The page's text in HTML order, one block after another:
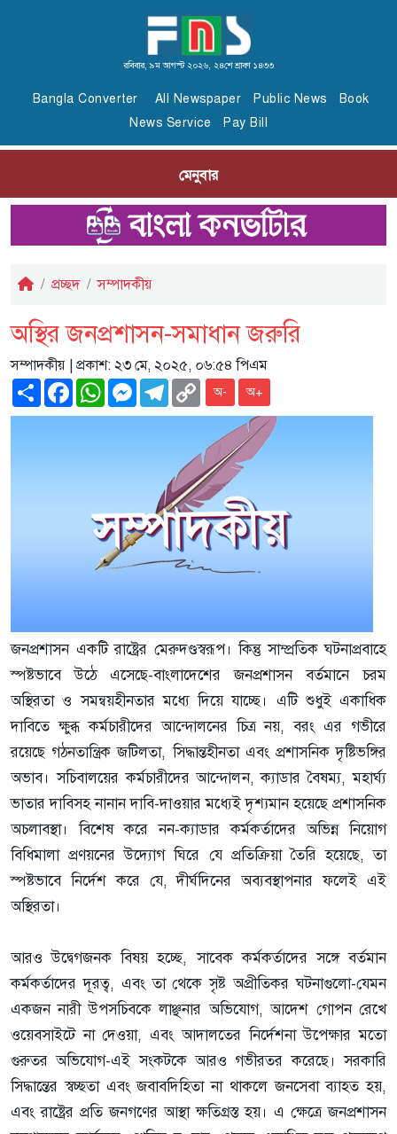
রবিবার, ৯ম আগস্ট ২০২৬, ২৪শে শ্রাবণ ১৪৩৩
Bangla Converter All Newspaper Public News
Book
News Service
Pay Bill
মেনুবার
প্রচ্ছদ সম্পাদকীয়
অস্থির জনপ্রশাসন-সমাধান জরুরি
সম্পাদকীয় | প্রকাশ: ২৩ মে, ২০২৫, ০৬:৫৪ পিএম
ShareFacebookWhatsAppMessenger
Telegram
Copy
Link
অ- অ+
জনপ্রশাসন একটি রাষ্ট্রের মেরুদণ্ডস্বরূপ। কিন্তু সাম্প্রতিক ঘটনাপ্রবাহে
স্পষ্টভাবে উঠে এসেছে-বাংলাদেশের জনপ্রশাসন বর্তমানে চরম
অস্থিরতা ও সমন্বয়হীনতার মধ্যে দিয়ে যাচ্ছে। এটি শুধুই একাধিক
দাবিতে ক্ষুব্ধ কর্মচারীদের আন্দোলনের চিত্র নয়, বরং এর গভীরে
রয়েছে গঠনতান্ত্রিক জটিলতা, সিদ্ধান্তহীনতা এবং প্রশাসনিক দৃষ্টিভঙ্গির
অভাব। সচিবালয়ের কর্মচারীদের আন্দোলন, ক্যাডার বৈষম্য, মহার্ঘ্য
ভাতার দাবিসহ নানান দাবি-দাওয়ার মধ্যেই দৃশ্যমান হয়েছে প্রশাসনিক
অচলাবস্থা। বিশেষ করে নন-ক্যাডার কর্মকর্তাদের অভিন্ন নিয়োগ
বিধিমালা প্রণয়নের উদ্যোগ ঘিরে যে প্রতিক্রিয়া তৈরি হয়েছে, তা
স্পষ্টভাবে নির্দেশ করে যে, দীর্ঘদিনের অব্যবস্থাপনার ফলেই এই
অস্থিরতা।
আরও উদ্বেগজনক বিষয় হচ্ছে, সাবেক কর্মকর্তাদের সঙ্গে বর্তমান
কর্মকর্তাদের দূরত্ব, এবং তা থেকে সৃষ্ট অপ্রীতিকর ঘটনাগুলো-যেমন
একজন নারী উপসচিবকে লাঞ্ছনার অভিযোগ, আদেশ গোপন রেখে
ওয়েবসাইটে না দেওয়া, এবং আদালতের নির্দেশনা উপেক্ষার মতো
গুরুতর অভিযোগ-এই সংকটকে আরও গভীরতর করেছে। সরকারি
সিদ্ধান্তের স্বচ্ছতা এবং জবাবদিহিতা না থাকলে জনসেবা ব্যাহত হয়,
এবং রাষ্ট্রের প্রতি জনগণের আস্থা ক্ষতিগ্রস্ত হয়। এ ক্ষেত্রে জনপ্রশাসন